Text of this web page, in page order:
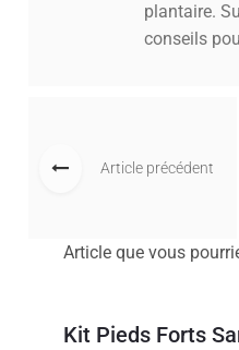
plantaire.
conseils
Article précédent
Article que vous
Kit Pieds Forts